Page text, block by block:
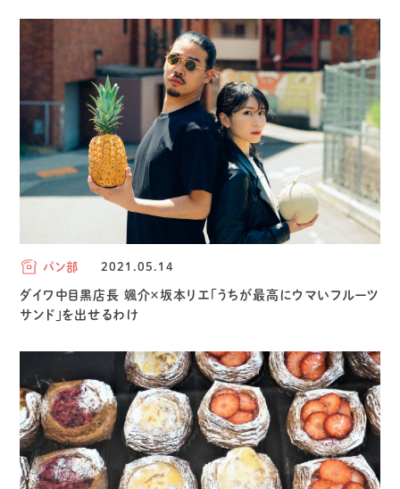
パン部 2021.05.14
ダイワ中目黒店長 颯介×坂本リエ「うちが最高にウマいフルーツ
サンド」を出せるわけ